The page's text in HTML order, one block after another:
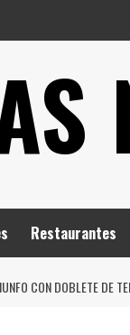
Restaurantes
CON DOBLETE DE